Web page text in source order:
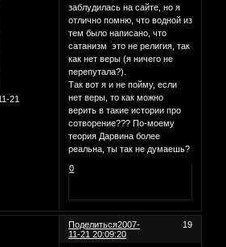
21
заблудилась на сайте, но я
отлично помню, что водной из
тем было написано, что
сатанизм это не религия, так
как нет веры (я ничего не
перепутала?).
Так вот я и не пойму, если
нет веры, то как можно
верить в такие истории про
сотворение??? По-моему
теория Дарвина более
реальна, ты так не думаешь?
0
Поделиться 19
2007-
11-21 20:09:20